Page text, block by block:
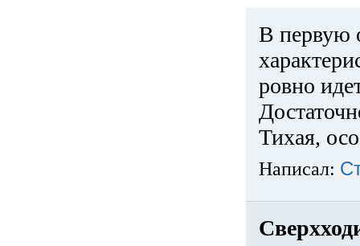
В первую
ровно
Тихая,
Написал: